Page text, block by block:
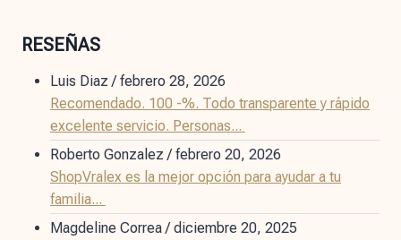
RESEÑAS
Luis Diaz /febrero 28, 2026
Recomendado. 100 -%. Todo transparente y rápido
excelente servicio. Personas...
Roberto Gonzalez /febrero 20, 2026
ShopVralex es la mejor opción para ayudar a tu
familia...
Magdeline Correa /diciembre 20, 2025